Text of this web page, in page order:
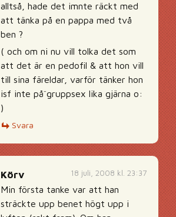
alltså, hade det imnte räckt med
att tänka på en pappa med två
ben ?
( och om ni nu vill tolka det som
att det är en pedofil & att hon vill
till sina färeldar, varför tänker hon
isf inte på¨gruppsex lika gjärna o:
)
Svara
18 juli, 2008 kl. 23:37
Körv
Min första tanke var att han
sträckte upp benet högt upp i